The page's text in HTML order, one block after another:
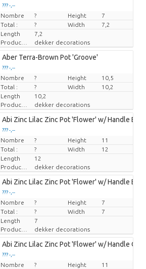
??? -,--
Prix par pièce
Nombre ? Height
7
Total :
? Width
7,2
Length
7,2
Producteur
dekker decorations
Aber Terra-Brown Pot 'Groove'
??? -,--
Prix par pièce
Nombre ? Height
10,5
Total :
? Width
10,2
Length
10,2
Producteur
dekker decorations
Abi Zinc Lilac Zinc Pot 'Flower' w/ Handle ES-
??? -,--
Prix par pièce
Nombre ? Height
11
Total :
? Width
12
Length
12
Producteur
dekker decorations
Abi Zinc Lilac Zinc Pot 'Flower' w/ Handle ES-6
??? -,--
Prix par pièce
Nombre ? Height
7
Total :
? Width
7
Length
7
Producteur
dekker decorations
Abi Zinc Lilac Zinc Pot 'Flower' w/ Handle
??? -,--
Prix par pièce
Nombre ? Height
11